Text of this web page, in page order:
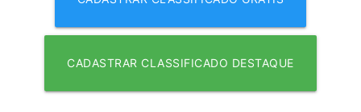
CADASTRAR CLASSIFICADO DESTAQUE